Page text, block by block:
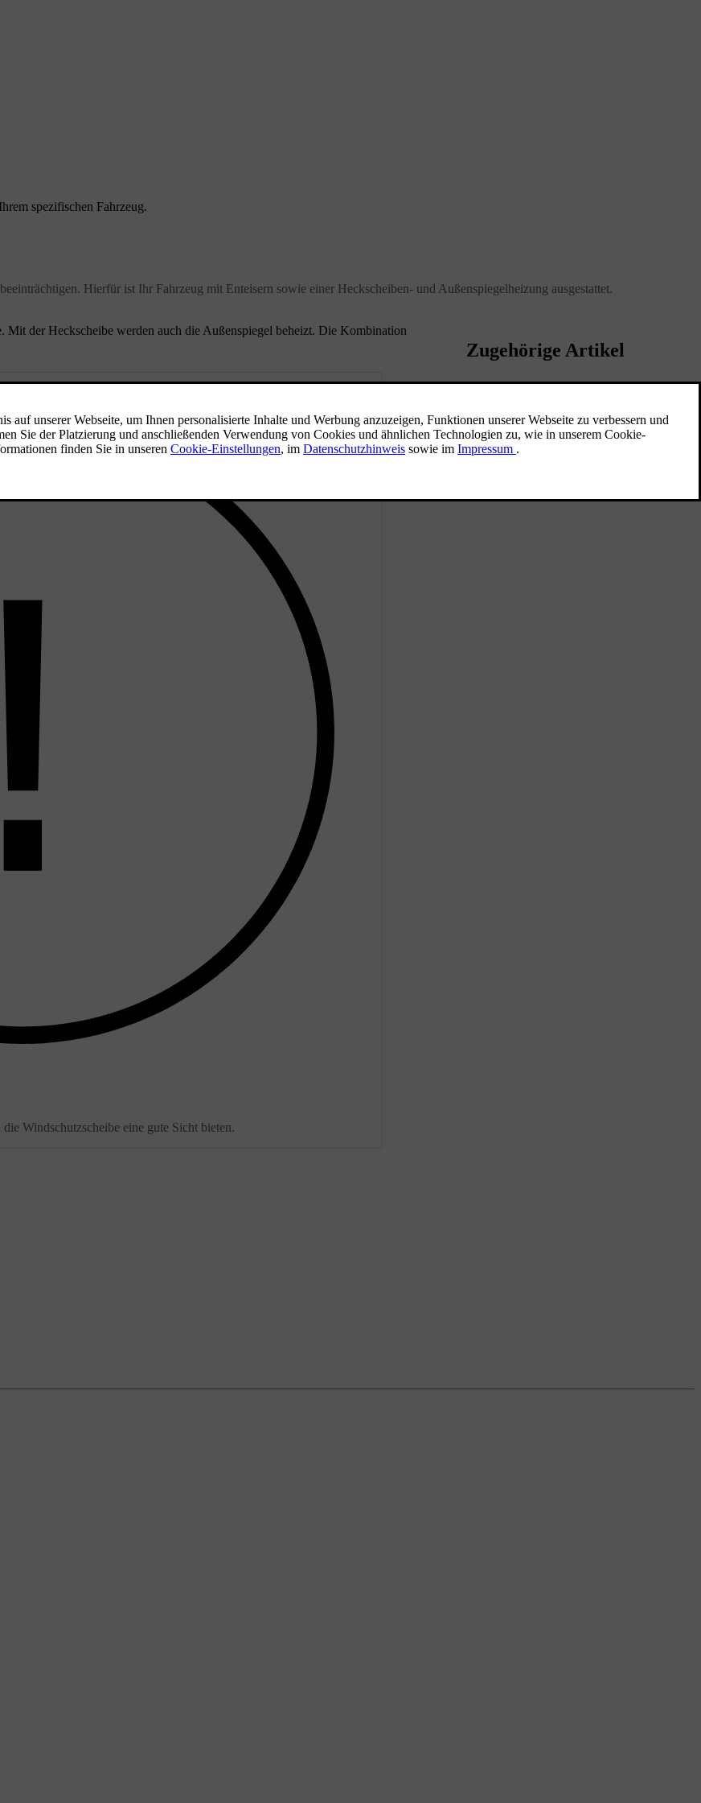
spezifischen Fahrzeug.
Hierfür ist Ihr Fahrzeug mit Enteisern sowie einer Heckscheiben- und Außenspiegelheizung ausgestattet.
Mit der Heckscheibe werden auch die Außenspiegel beheizt. Die Kombination
Windschutzscheibe eine gute Sicht bieten.
Zugehörige Artikel
Außenbeleuchtung
Hier erfahren Sie mehr über die Bedienung